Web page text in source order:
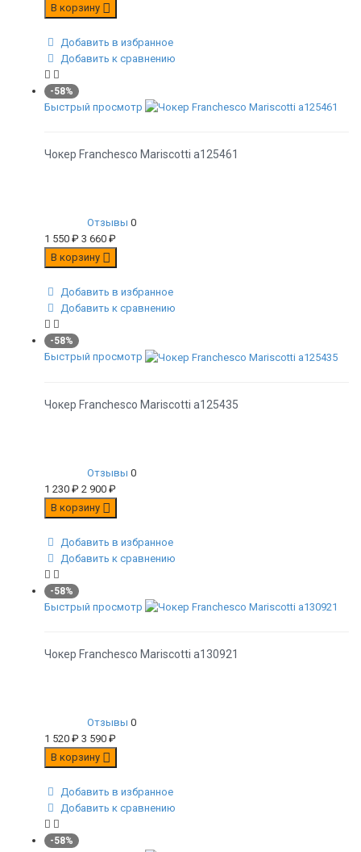
В корзину
Добавить в избранное
Добавить к сравнению
-58%
Быстрый просмотр
Чокер Franchesco Mariscotti а125461
Отзывы 0
1 550 ₽ 3 660 ₽
В корзину
Добавить в избранное
Добавить к сравнению
-58%
Быстрый просмотр
Чокер Franchesco Mariscotti а125435
Отзывы 0
1 230 ₽ 2 900 ₽
В корзину
Добавить в избранное
Добавить к сравнению
-58%
Быстрый просмотр
Чокер Franchesco Mariscotti а130921
Отзывы 0
1 520 ₽ 3 590 ₽
В корзину
Добавить в избранное
Добавить к сравнению
-58%